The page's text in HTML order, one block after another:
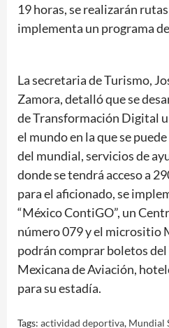
19 horas, se realizarán
implementa un programa
La secretaria de Turismo,
Zamora, detalló que se
de Transformación Digital
el mundo en la que se
del mundial, servicios de
donde se tendrá acceso a
para el aficionado, se
“México ContiGO”, un
número 079 y el micrositio
podrán comprar boletos del
Mexicana de Aviación,
para su estadía.
Tags: actividad deportiva, Mundial